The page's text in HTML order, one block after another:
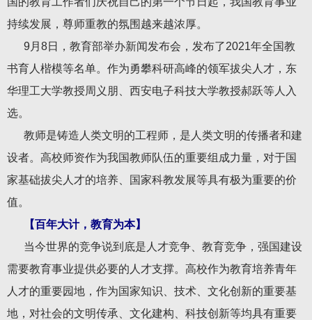
持续发展，尊师重教的氛围越来越浓厚。
9月8日，教育部举办新闻发布会，发布了2021年全国教
书育人楷模等名单。作为勇攀科研高峰的领军拔尖人才，东
华理工大学教授周义朋、西安电子科技大学教授郝跃等人入
选。
教师是铸造人类文明的工程师，是人类文明的传播者和建
设者。高校师资作为我国教师队伍的重要组成力量，对于国
家基础拔尖人才的培养、国家科教发展等具有极为重要的价
值。
【百年大计，教育为本】
当今世界的竞争说到底是人才竞争、教育竞争，强国建设
需要教育事业提供必要的人才支撑。高校作为教育培养青年
人才的重要园地，作为国家知识、技术、文化创新的重要基
地，对社会的文明传承、文化建构、科技创新等均具有重要